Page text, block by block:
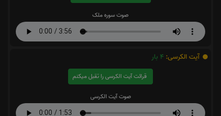
صوت سوره ملک
آیت الکرسی: 4 بار
قرائت آیت الکرسی را تقبل میکنم
صوت آیت الکرسی